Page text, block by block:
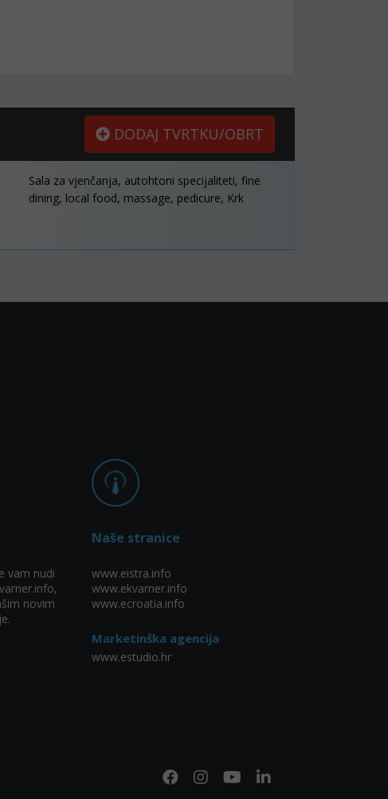
DODAJ TVRTKU/OBRT
Sala za vjenčanja, autohtoni specijaliteti, fine
dining, local food, massage, pedicure, Krk
vam nudi
novim
Naše stranice
www.eistra.info
www.ekvarner.info
www.ecroatia.info
Marketinška agencija
www.estudio.hr